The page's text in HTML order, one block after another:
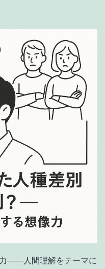
――人間理解をテーマに